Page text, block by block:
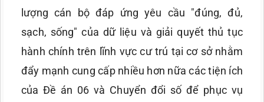
lượng cán bộ đáp ứng yêu cầu "đúng, đủ,
sạch, sống" của dữ liệu và giải quyết thủ tục
hành chính trên lĩnh vực cư trú tại cơ sở nhằm
đẩy mạnh cung cấp nhiều hơn nữa các tiện ích
của Đề án 06 và Chuyển đổi số để phục vụ